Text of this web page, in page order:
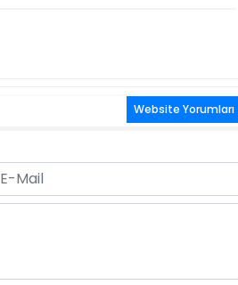
Website Yorumları